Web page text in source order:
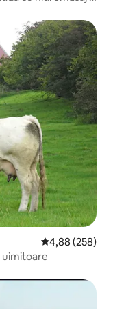
Scor mediu de
4,88 (258)
uimitoare